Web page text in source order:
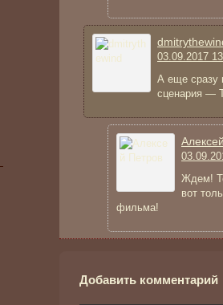
03.09.2017
А еще сразу
сценария —
Ждем!
вот
фильма!
Добавить комментарий